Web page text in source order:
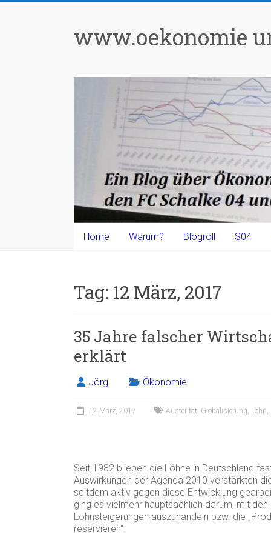
www.oekonomie
Home Warum? Blogroll S04
Tag: 12 März, 2017
35 Jahre falscher
erklärt
Jörg Ökonomie
12 März, 2017 Austerität Globalisierung Lohn
Seit 1982 blieben die Löhne in Deutschland
Auswirkungen der Agenda 2010 verstärkten
seitdem aktiv gegen diese Entwicklung
ging es vielmehr hauptsächlich darum, mit
Lohnsteigerungen auszuhandeln bzw. die
reservieren“.